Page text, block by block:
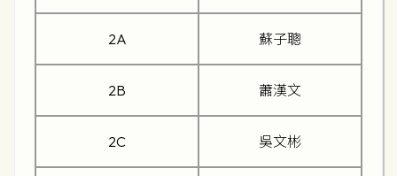
2A 蘇子聰
2B 蕭漢文
2C 吳文彬